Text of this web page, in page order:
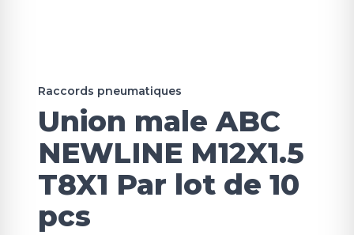
Raccords pneumatiques
Union male ABC
NEWLINE M12X1.5
T8X1 Par lot de 10
pcs